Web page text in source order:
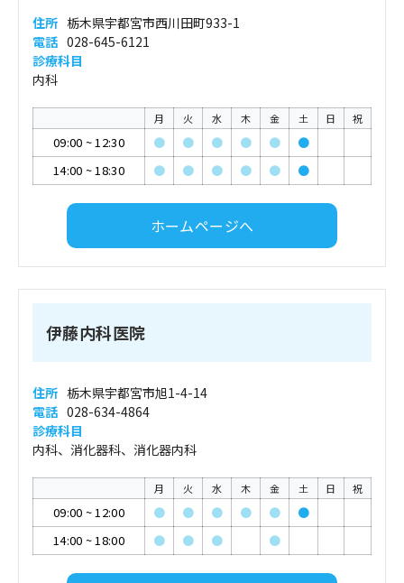
住所 栃木県宇都宮市西川田町933-1
電話 028-645-6121
診療科目
内科
月 火 水 木 金 土 日 祝
09:00 ~12:30 ● ● ● ● ●
●
14:00 ~18:30 ● ● ● ● ● ●
ホームページへ
伊藤内科医院
住所 栃木県宇都宮市旭1-4-14
電話 028-634-4864
診療科目
内科、消化器科、消化器内科
月 火 水 木 金 土 日 祝
09:00 ~12:00 ● ● ● ● ●
●
14:00 ~18:00 ● ● ● ●